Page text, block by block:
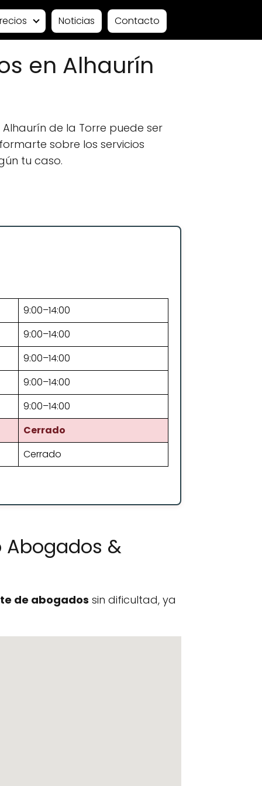
Noticias Contacto
en Alhaurín
de la Torre puede ser
sobre los servicios
tu caso.
9:00–14:00
9:00–14:00
9:00–14:00
9:00–14:00
9:00–14:00
Cerrado
Cerrado
&
de abogados sin dificultad, ya